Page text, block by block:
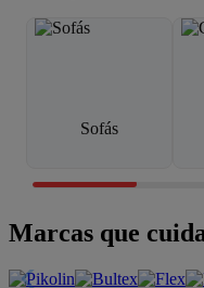
Sofás
Marcas que